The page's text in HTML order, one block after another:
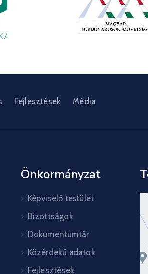
Fejlesztések Média
Önkormányzat
Képviselő testület
Bizottságok
Dokumentumtár
Közérdekű adatok
Fejlesztések